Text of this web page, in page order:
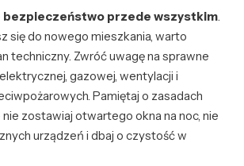
bezpieczeństwo przede wszystkim.
się do nowego mieszkania, warto
techniczny. Zwróć uwagę na sprawne
gazowej, wentylacji i
Pamiętaj o zasadach
zostawiaj otwartego okna na noc, nie
urządzeń i dbaj o czystość w